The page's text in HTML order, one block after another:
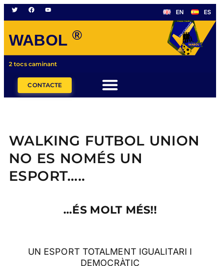
EN ES
WABOL ®
2 tocs caminant
CONTACTE
WALKING FUTBOL UNION
NO ES NOMÉS UN
ESPORT…..
…ÉS MOLT MÉS!!
UN ESPORT TOTALMENT IGUALITARI I
DEMOCRÀTIC